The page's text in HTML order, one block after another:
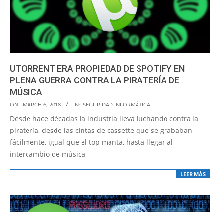
UTORRENT ERA PROPIEDAD DE SPOTIFY EN
PLENA GUERRA CONTRA LA PIRATERÍA DE
MÚSICA
2018-
03-
06
ON: MARCH 6, 2018 IN: SEGURIDAD INFORMÁTICA
Desde hace décadas la industria lleva luchando contra la
piratería, desde las cintas de cassette que se grababan
fácilmente, igual que el top manta, hasta llegar al
intercambio de música
LEER MÁS